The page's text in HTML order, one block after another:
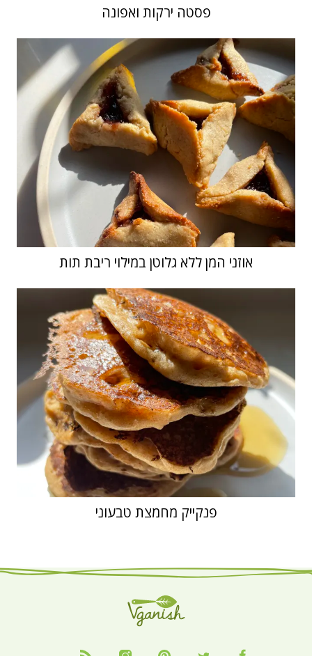
פסטה ירקות ואפונה
אוזני המן ללא גלוטן במילוי ריבת תות
פנקייק מחמצת טבעוני